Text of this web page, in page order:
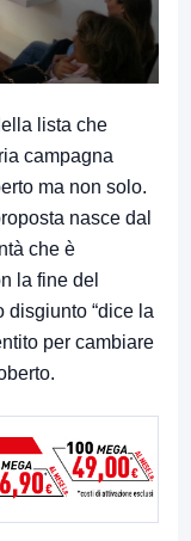
lista che
campagna
ma non solo.
nasce dal
che è
la fine del
disgiunto “dice la
per cambiare